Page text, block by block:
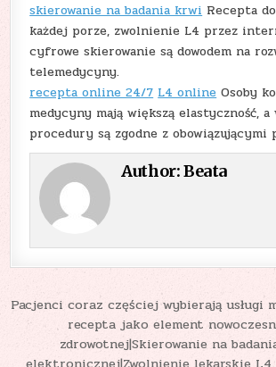
skierowanie na badania krwiRecepta
każdej porze, zwolnienie L4 przez
cyfrowe skierowanie są dowodem na
telemedycyny.
recepta online 24/7 L4 onlineOsoby
medycyny mają większą elastyczność,
procedury są zgodne z obowiązującymi
Author:Beata
Nawigacja
wpisu
Pacjenci coraz częściej wybierają usługi
recepta jako element
zdrowotnej|Skierowanie na